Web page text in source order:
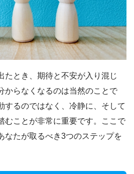
たとき、期待と不安が入り混じ
からなくなるのは当然のことで
するのではなく、冷静に、そして
むことが非常に重要です。ここで
なたが取るべき3つのステップを